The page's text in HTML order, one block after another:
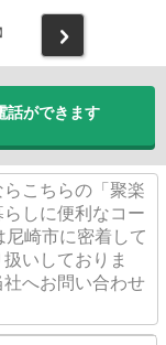
話ができます
こちらの「聚楽
しに便利なコー
崎市に密着して
いしておりま
へお問い合わせ